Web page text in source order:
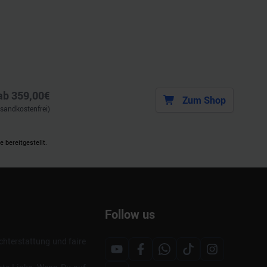
359,00€ Zum Shop
bereitgestellt.
Follow us